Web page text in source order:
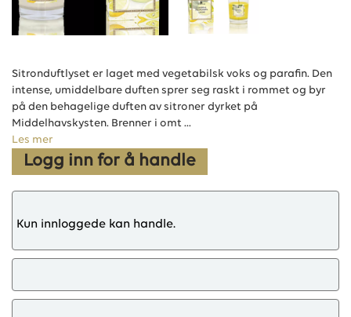
Sitronduftlyset er laget med vegetabilsk voks og parafin. Den
intense, umiddelbare duften sprer seg raskt i rommet og byr
på den behagelige duften av sitroner dyrket på
Middelhavskysten. Brenner i omt ...
Les mer
Logg inn for å handle
Kun innloggede kan handle.